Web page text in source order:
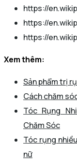
https://
https://
https://
Xem thêm:
Sản phẩm trị
Cách chăm
Tóc Rụng
Chăm Sóc
Tóc rụng
nữ